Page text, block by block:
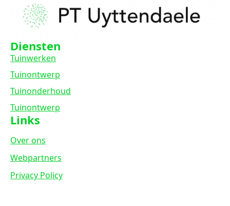
Diensten
Tuinwerken
Tuinontwerp
Tuinonderhoud
Tuinontwerp
Links
Over ons
Webpartners
Privacy Policy